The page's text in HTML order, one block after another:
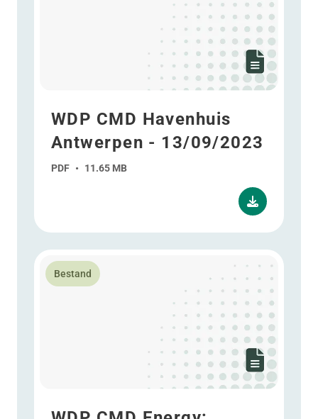
WDP CMD Havenhuis
Antwerpen - 13/09/2023
PDF • 11.65 MB
Bestand
Lees meer over WDP CMD Energy: Beyond storage